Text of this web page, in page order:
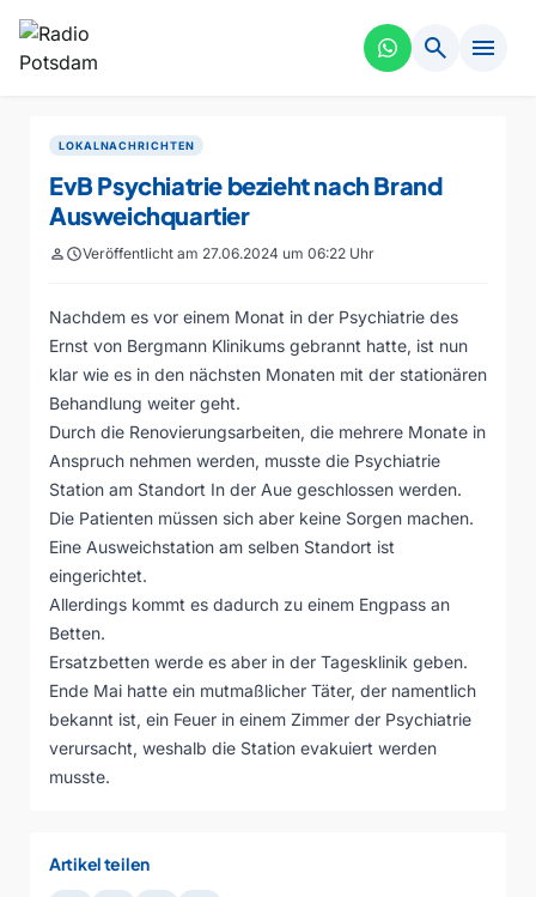
search menu
LOKALNACHRICHTEN
EvB Psychiatrie bezieht nach Brand
Ausweichquartier
personscheduleVeröffentlicht am 27.06.2024 um 06:22 Uhr
Nachdem es vor einem Monat in der Psychiatrie des
Ernst von Bergmann Klinikums gebrannt hatte, ist nun
klar wie es in den nächsten Monaten mit der stationären
Behandlung weiter geht.
Durch die Renovierungsarbeiten, die mehrere Monate in
Anspruch nehmen werden, musste die Psychiatrie
Station am Standort In der Aue geschlossen werden.
Die Patienten müssen sich aber keine Sorgen machen.
Eine Ausweichstation am selben Standort ist
eingerichtet.
Allerdings kommt es dadurch zu einem Engpass an
Betten.
Ersatzbetten werde es aber in der Tagesklinik geben.
Ende Mai hatte ein mutmaßlicher Täter, der namentlich
bekannt ist, ein Feuer in einem Zimmer der Psychiatrie
verursacht, weshalb die Station evakuiert werden
musste.
Artikel teilen